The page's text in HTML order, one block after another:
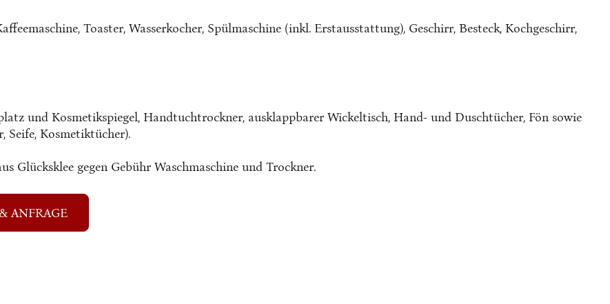
Toaster, Wasserkocher, Spülmaschine (inkl. Erstausstattung), Geschirr, Besteck, Kochgeschirr,
und Kosmetikspiegel, Handtuchtrockner, ausklappbarer Wickeltisch, Hand- und Duschtücher, Fön sowie
Kosmetiktücher).
Glücksklee gegen Gebühr Waschmaschine und Trockner.
ANFRAGE